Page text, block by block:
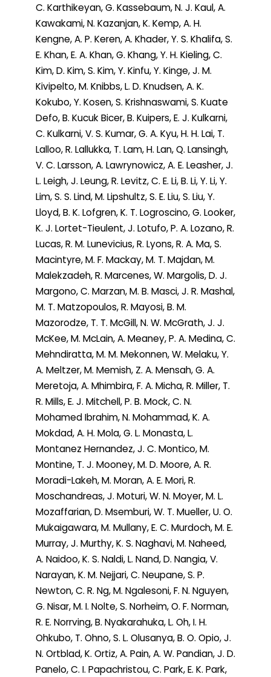
C. Karthikeyan, G. Kassebaum, N. J. Kaul, A.
Kawakami, N. Kazanjan, K. Kemp, A. H.
Kengne, A. P. Keren, A. Khader, Y. S. Khalifa, S.
E. Khan, E. A. Khan, G. Khang, Y. H. Kieling, C.
Kim, D. Kim, S. Kim, Y. Kinfu, Y. Kinge, J. M.
Kivipelto, M. Knibbs, L. D. Knudsen, A. K.
Kokubo, Y. Kosen, S. Krishnaswami, S. Kuate
Defo, B. Kucuk Bicer, B. Kuipers, E. J. Kulkarni,
C. Kulkarni, V. S. Kumar, G. A. Kyu, H. H. Lai, T.
Lalloo, R. Lallukka, T. Lam, H. Lan, Q. Lansingh,
V. C. Larsson, A. Lawrynowicz, A. E. Leasher, J.
L. Leigh, J. Leung, R. Levitz, C. E. Li, B. Li, Y. Li, Y.
Lim, S. S. Lind, M. Lipshultz, S. E. Liu, S. Liu, Y.
Lloyd, B. K. Lofgren, K. T. Logroscino, G. Looker,
K. J. Lortet-Tieulent, J. Lotufo, P. A. Lozano, R.
Lucas, R. M. Lunevicius, R. Lyons, R. A. Ma, S.
Macintyre, M. F. Mackay, M. T. Majdan, M.
Malekzadeh, R. Marcenes, W. Margolis, D. J.
Margono, C. Marzan, M. B. Masci, J. R. Mashal,
M. T. Matzopoulos, R. Mayosi, B. M.
Mazorodze, T. T. McGill, N. W. McGrath, J. J.
McKee, M. McLain, A. Meaney, P. A. Medina, C.
Mehndiratta, M. M. Mekonnen, W. Melaku, Y.
A. Meltzer, M. Memish, Z. A. Mensah, G. A.
Meretoja, A. Mhimbira, F. A. Micha, R. Miller, T.
R. Mills, E. J. Mitchell, P. B. Mock, C. N.
Mohamed Ibrahim, N. Mohammad, K. A.
Mokdad, A. H. Mola, G. L. Monasta, L.
Montanez Hernandez, J. C. Montico, M.
Montine, T. J. Mooney, M. D. Moore, A. R.
Moradi-Lakeh, M. Moran, A. E. Mori, R.
Moschandreas, J. Moturi, W. N. Moyer, M. L.
Mozaffarian, D. Msemburi, W. T. Mueller, U. O.
Mukaigawara, M. Mullany, E. C. Murdoch, M. E.
Murray, J. Murthy, K. S. Naghavi, M. Naheed,
A. Naidoo, K. S. Naldi, L. Nand, D. Nangia, V.
Narayan, K. M. Nejjari, C. Neupane, S. P.
Newton, C. R. Ng, M. Ngalesoni, F. N. Nguyen,
G. Nisar, M. I. Nolte, S. Norheim, O. F. Norman,
R. E. Norrving, B. Nyakarahuka, L. Oh, I. H.
Ohkubo, T. Ohno, S. L. Olusanya, B. O. Opio, J.
N. Ortblad, K. Ortiz, A. Pain, A. W. Pandian, J. D.
Panelo, C. I. Papachristou, C. Park, E. K. Park,